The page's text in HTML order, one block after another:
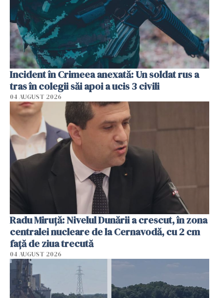
Incident în Crimeea anexată: Un soldat rus a
tras în colegii săi apoi a ucis 3 civili
04 AUGUST 2026
Radu Miruţă: Nivelul Dunării a crescut, în zona
centralei nucleare de la Cernavodă, cu 2 cm
faţă de ziua trecută
04 AUGUST 2026